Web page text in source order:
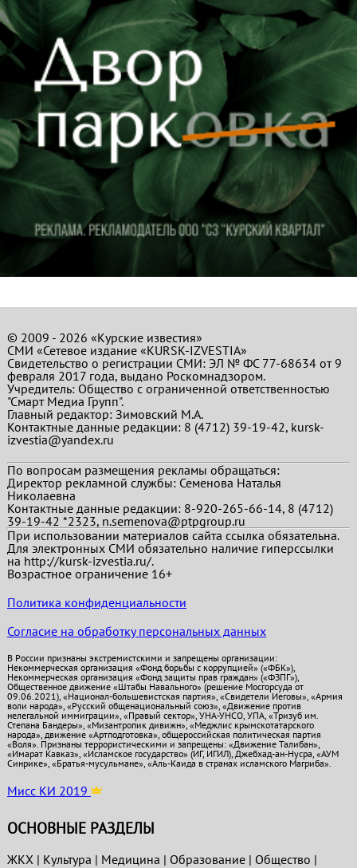
© 2009 - 2026 «Курские известия»
СМИ «Сетевое издание «KURSK-IZVESTIA»
Свидетельство о регистрации СМИ: ЭЛ № ФС 77-68634 от 9
февраля 2017 года, выдано Роскомнадзором.
Учредитель: Общество с ограниченной ответственностью
"Смарт Медиа Групп".
Главный редактор:Зимовский М.А.
Контактные данные редакции: 8 (4712) 39-19-42, kursk-
izvestia@yandex.ru
По вопросам размещения рекламы обращаться:
Директор рекламной службы: Семенова Наталья
Николаевна
Контактные данные редакции: 8-920-265-66-14, 8 (4712)
39-19-42 *2323, n.semenova@ptpgroup.ru
При использовании материалов сайта ссылка обязательна.
Для электронных СМИ обязательно наличие гиперссылки
на http://kursk-izvestia.ru/.
Возрастное ограничение 16+
Политика конфиденциальности
Согласие на обработку персональных данных
В России признаны экстремистскими и запрещены организации:
Некоммерческая организация «Фонд борьбы с коррупцией» («ФБК»),
Некоммерческая организация «Фонд защиты прав граждан» («ФЗПГ»),
Общественное движение «Штабы Навального» (решение Мосгорсуда от
09.06.2021), «Национал-большевистская партия», «Свидетели Иеговы», «Армия
воли народа», «Русский общенациональный союз», «Движение против
нелегальной иммиграции», «Правый сектор», УНА-УНСО, УПА, «Тризуб им.
Степана Бандеры», «Мизантропик дивижн», «Меджлис крымскотатарского
народа», движение «Артподготовка», общероссийская политическая партия
«Воля». Признаны террористическими и запрещены: «Движение Талибан»,
«Имарат Кавказ», «Исламское государство» (ИГ, ИГИЛ), Джебхад-ан-Нусра, «АУМ
Синрике», «Братья-мусульмане», «Аль-Каида в странах исламского Магриба».
Мисс КИ 2019
ОСНОВНЫЕ РАЗДЕЛЫ
ЖКХ | Культура | Медицина | Образование| Общество |